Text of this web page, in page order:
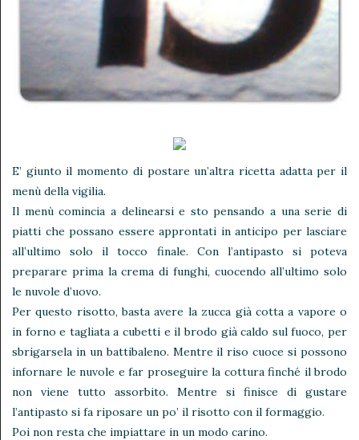
E’ giunto il momento di postare un’altra ricetta adatta per il
menù della vigilia.
Il menù comincia a delinearsi e sto pensando a una serie di
piatti che possano essere approntati in anticipo per lasciare
all’ultimo solo il tocco finale. Con l’antipasto si poteva
preparare prima la crema di funghi, cuocendo all’ultimo solo
le nuvole d’uovo.
Per questo risotto, basta avere la zucca già cotta a vapore o
in forno e tagliata a cubetti e il brodo già caldo sul fuoco, per
sbrigarsela in un battibaleno. Mentre il riso cuoce si possono
infornare le nuvole e far proseguire la cottura finché il brodo
non viene tutto assorbito. Mentre si finisce di gustare
l’antipasto si fa riposare un po’ il risotto con il formaggio.
Poi non resta che impiattare in un modo carino.